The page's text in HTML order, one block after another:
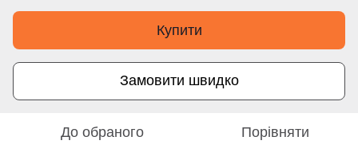
Купити
Замовити швидко
До обраного Порівняти